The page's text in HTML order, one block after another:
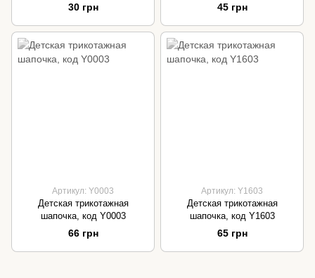
30 грн 45 грн
Артикул: Y0003
Детская трикотажная
шапочка, код Y0003
66 грн
Артикул: Y1603
Детская трикотажная
шапочка, код Y1603
65 грн